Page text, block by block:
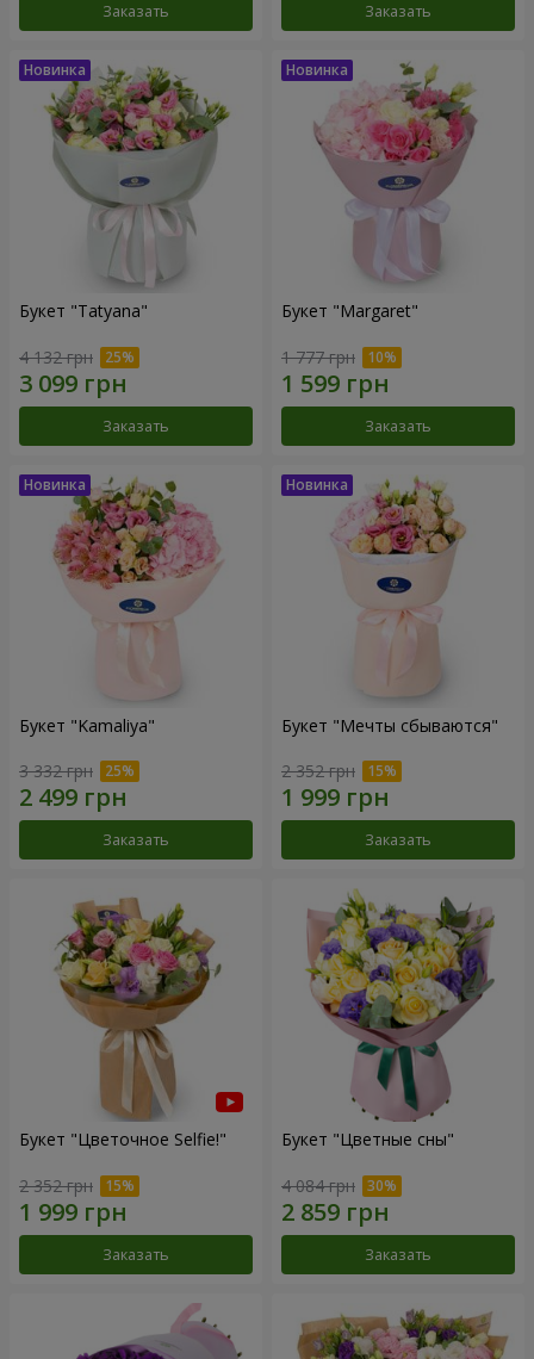
Заказать Заказать
Букет "Tatyana"
4 132 грн
Заказать
Букет "Margaret"
1 777 грн
Заказать
Букет "Kamaliya"
3 332 грн
Заказать
Букет "Мечты сбываются"
2 352 грн
Заказать
Букет "Цветочное Selfie!"
2 352 грн
Заказать
Букет "Цветные сны"
4 084 грн
Заказать